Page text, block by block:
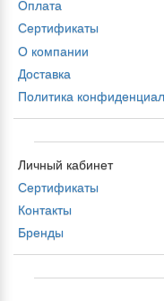
Оплата
Сертификаты
О компании
Доставка
Политика
Личный кабинет
Сертификаты
Контакты
Бренды